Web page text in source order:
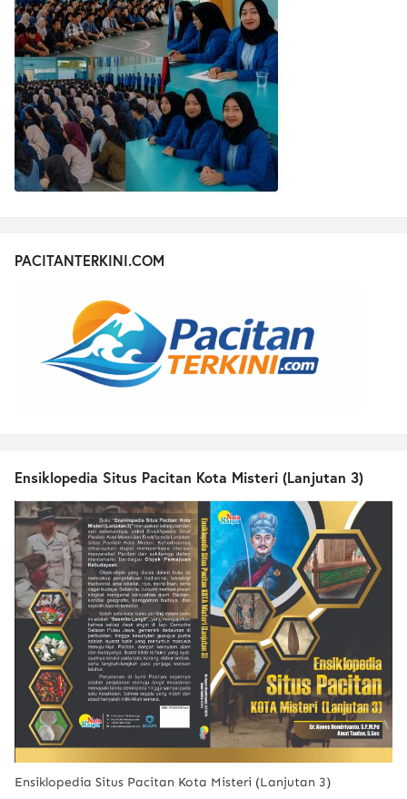
PACITANTERKINI.COM
Ensiklopedia Situs Pacitan Kota Misteri (Lanjutan 3)
Ensiklopedia Situs Pacitan Kota Misteri (Lanjutan 3)